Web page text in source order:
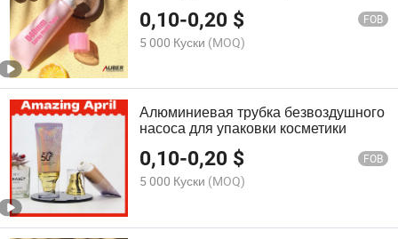
косметический контейнер
0,10-0,20 $ FOB
5 000 Куски (MOQ)
Алюминиевая трубка безвоздушного
насоса для упаковки косметики
0,10-0,20 $ FOB
5 000 Куски (MOQ)